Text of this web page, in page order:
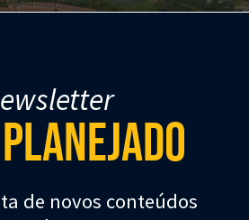
de novos conteúdos